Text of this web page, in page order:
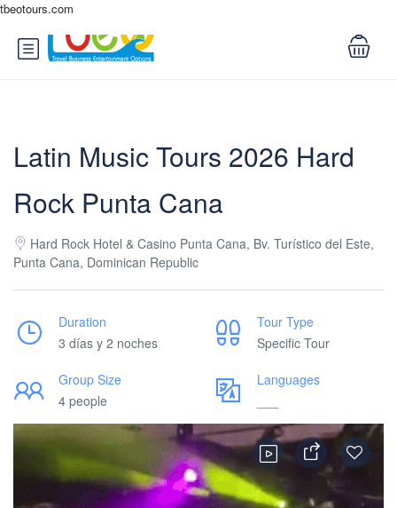
tbeotours.com
Latin Music Tours 2026 Hard
Rock Punta Cana
Hard Rock Hotel & Casino Punta Cana, Bv. Turístico del Este,
Punta Cana, Dominican Republic
Duration
3 días y 2 noches
Tour Type
Specific Tour
Group Size
4 people
Languages